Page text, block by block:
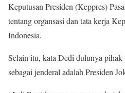
Keputusan Presiden (Keppres)
tentang organsasi dan tata kerja
Indonesia.
Selain itu, kata Dedi dulunya
sebagai jenderal adalah Presiden